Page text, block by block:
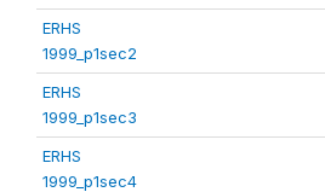
ERHS
1999_p1sec2
ERHS
1999_p1sec3
ERHS
1999_p1sec4